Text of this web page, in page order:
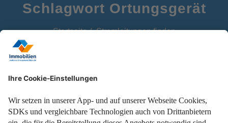
Schlagwort Ortungsgerät
Startseite Stromleitungen finden
Zuverlässig Stromleitungen in der Wand finden, mit
folgenden Tipps!